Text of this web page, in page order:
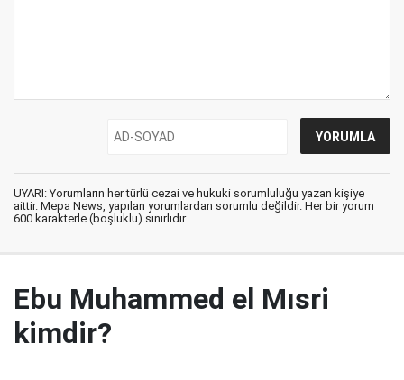
UYARI: Yorumların her türlü cezai ve hukuki sorumluluğu yazan kişiye
aittir. Mepa News, yapılan yorumlardan sorumlu değildir. Her bir yorum
600 karakterle (boşluklu) sınırlıdır.
Ebu Muhammed el Mısri
kimdir?